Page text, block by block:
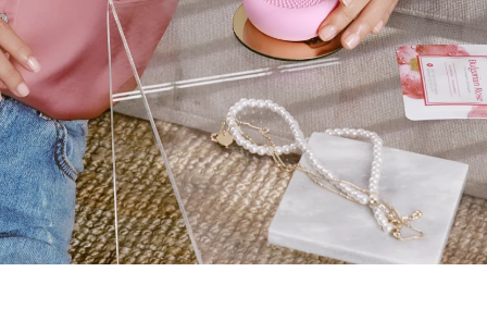
用户信息
我的设备
我的订单
我的地址
我的订阅
FAQ™ Pure Beauty-Tech Elixir
BREAKING NEWS
issa™ Teeth Whitening Set
English Deutsch
Español
Français
Italiano
Português
Polski
Svenska
Русский
Türkçe
简体中文 繁體中文
发货国家